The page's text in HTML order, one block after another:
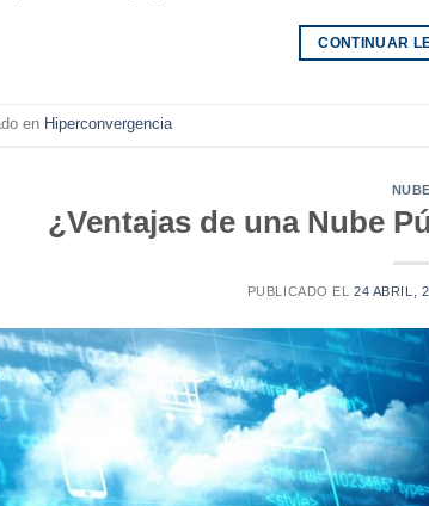
CONTINUAR
en Hiperconvergencia
NUBE
¿Ventajas de una Nube
PUBLICADO EL24 ABRIL,